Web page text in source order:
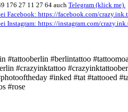
176 27 11 27 64 auch Telegram (klick me).
Facebook: https://facebook.com/
Instagram: https://instagram.com/
#tattooberlin #berlintattoo
#crazyinktattoo
#inked #tat #tattooed
#rose